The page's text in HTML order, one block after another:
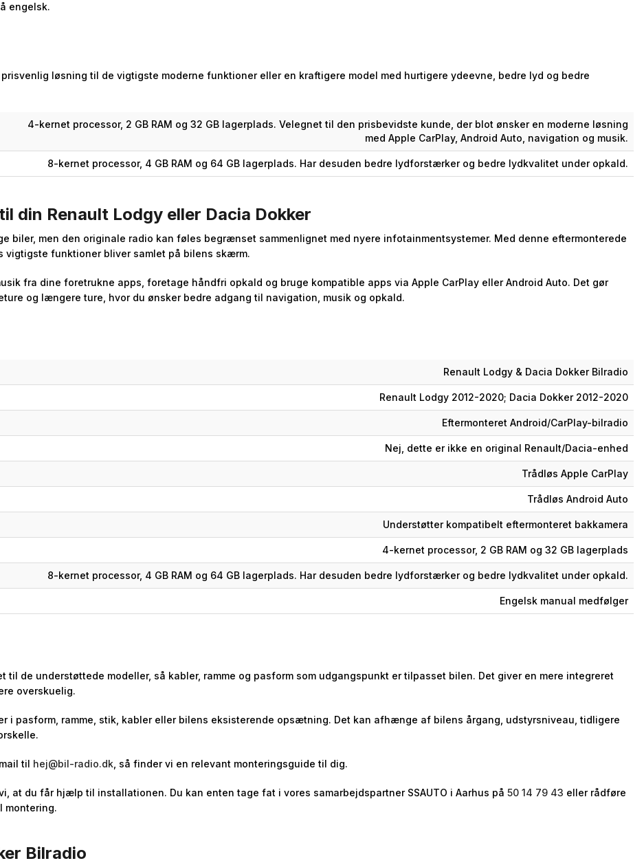
engelsk.
løsning til de vigtigste moderne funktioner eller en kraftigere model med hurtigere ydeevne, bedre lyd og bedre
4-kernet processor, 2 GB RAM og 32 GB lagerplads. Velegnet til den prisbevidste kunde, der blot ønsker en moderne løsning
med Apple CarPlay, Android Auto, navigation og musik.
8-kernet processor, 4 GB RAM og 64 GB lagerplads. Har desuden bedre lydforstærker og bedre lydkvalitet under opkald.
din Renault Lodgy eller Dacia Dokker
biler, men den originale radio kan føles begrænset sammenlignet med nyere infotainmentsystemer. Med denne eftermonterede
vigtigste funktioner bliver samlet på bilens skærm.
fra dine foretrukne apps, foretage håndfri opkald og bruge kompatible apps via Apple CarPlay eller Android Auto. Det gør
og længere ture, hvor du ønsker bedre adgang til navigation, musik og opkald.
Renault Lodgy & Dacia Dokker Bilradio
Renault Lodgy 2012-2020; Dacia Dokker 2012-2020
Eftermonteret Android/CarPlay-bilradio
Nej, dette er ikke en original Renault/Dacia-enhed
Trådløs Apple CarPlay
Trådløs Android Auto
Understøtter kompatibelt eftermonteret bakkamera
4-kernet processor, 2 GB RAM og 32 GB lagerplads
8-kernet processor, 4 GB RAM og 64 GB lagerplads. Har desuden bedre lydforstærker og bedre lydkvalitet under opkald.
Engelsk manual medfølger
til de understøttede modeller, så kabler, ramme og pasform som udgangspunkt er tilpasset bilen. Det giver en mere integreret
overskuelig.
pasform, ramme, stik, kabler eller bilens eksisterende opsætning. Det kan afhænge af bilens årgang, udstyrsniveau, tidligere
til hej@bil-radio.dk , så finder vi en relevant monteringsguide til dig.
at du får hjælp til installationen. Du kan enten tage fat i vores samarbejdspartner SSAUTO i Aarhus på 50 14 79 43 eller rådføre
montering.
Bilradio